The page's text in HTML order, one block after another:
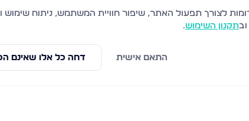
נהריה
עמנואל
ובתקנון השימוש.
דחה כל אלו שאינם התאם אישית